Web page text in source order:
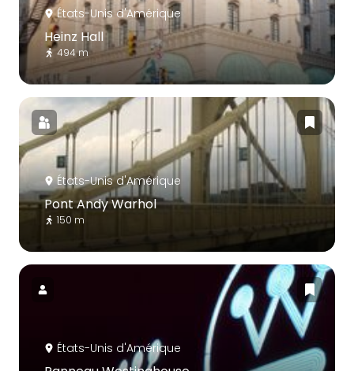
États-Unis d'Amérique
Heinz Hall
494 m
États-Unis d'Amérique
Pont Andy Warhol
150 m
États-Unis d'Amérique